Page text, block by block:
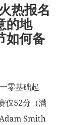
热报名
的地
如何备
零基础起
仅52分（满
Smith